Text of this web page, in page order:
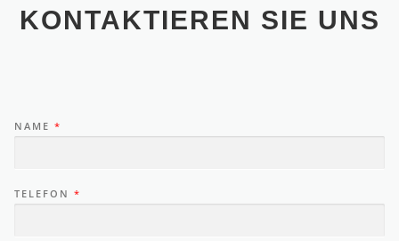
KONTAKTIEREN SIE UNS
NAME *
TELEFON *